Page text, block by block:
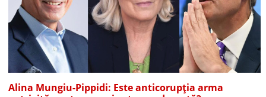
Alina Mungiu-Pippidi: Este anticorupția arma